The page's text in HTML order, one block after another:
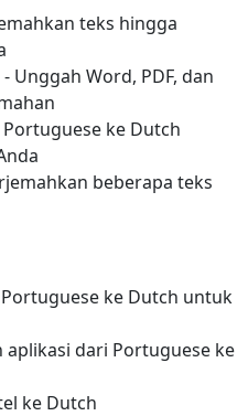
teks hingga
- Unggah Word, PDF, dan
Portuguese ke Dutch
beberapa teks
ke Dutch untuk
aplikasi dari Portuguese ke
ke Dutch